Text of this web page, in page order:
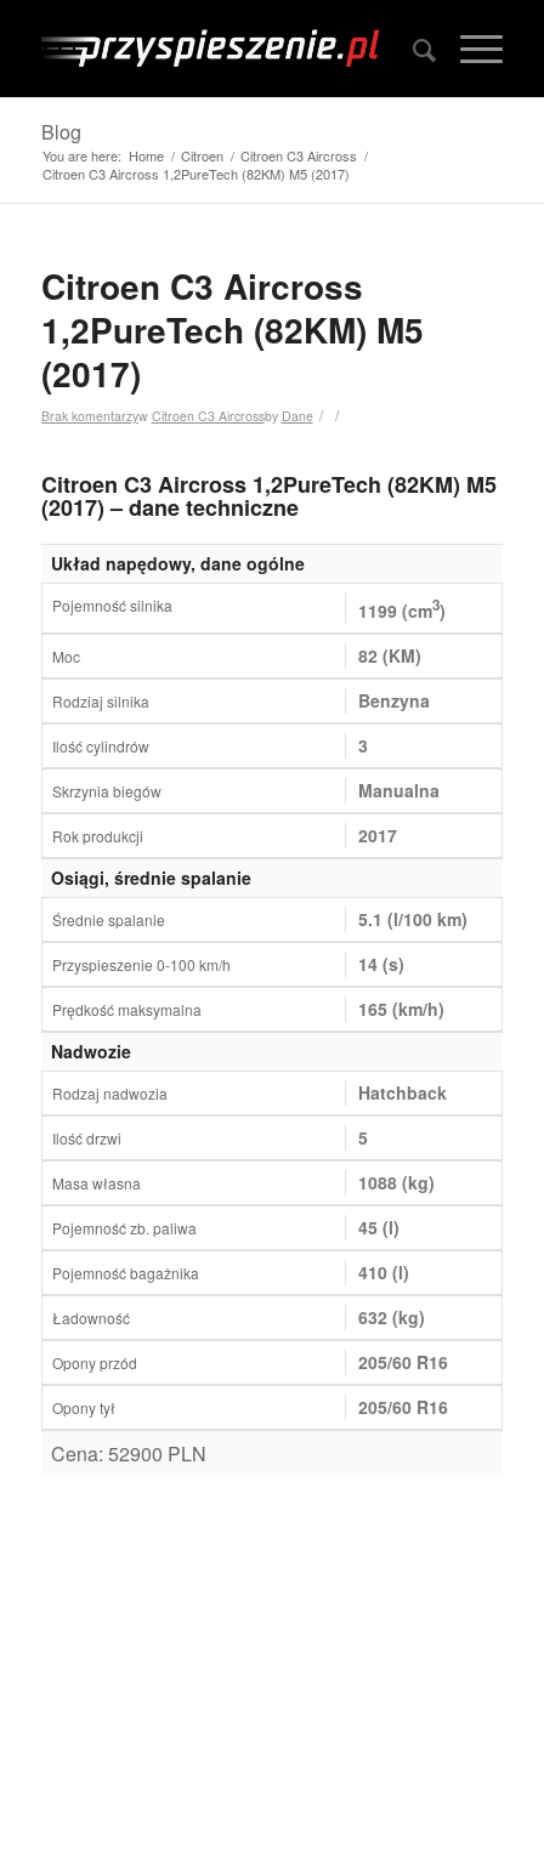
Blog
You are here: Home / Citroen / Citroen C3 Aircross /
Citroen C3 Aircross 1,2PureTech (82KM) M5 (2017)
Citroen C3 Aircross
1,2PureTech (82KM) M5
(2017)
Brak komentarzy /
w Citroen C3 Aircross /
by Dane
Citroen C3 Aircross 1,2PureTech (82KM) M5
(2017) – dane techniczne
Układ napędowy, dane ogólne
Pojemność silnika 1199 (cm3)
Moc 82 (KM)
Rodziaj silnika Benzyna
Ilość cylindrów 3
Skrzynia biegów Manualna
Rok produkcji
2017
Osiągi, średnie spalanie
Średnie spalanie 5.1 (l/100 km)
Przyspieszenie 0-100 km/h 14 (s)
Prędkość maksymalna
165 (km/h)
Nadwozie
Rodzaj nadwozia Hatchback
Ilość drzwi 5
Masa własna 1088 (kg)
Pojemność zb. paliwa 45 (l)
Pojemność bagażnika 410 (l)
Ładowność 632 (kg)
Opony przód 205/60 R16
Opony tył 205/60 R16
Cena: 52900 PLN